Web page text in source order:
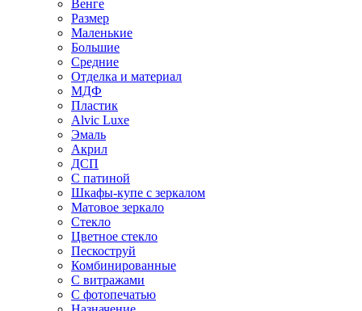
Венге
Размер
Маленькие
Большие
Средние
Отделка и материал
МДФ
Пластик
Alvic Luxe
Эмаль
Акрил
ДСП
С патиной
Шкафы-купе с зеркалом
Матовое зеркало
Стекло
Цветное стекло
Пескоструй
Комбинированные
С витражами
С фотопечатью